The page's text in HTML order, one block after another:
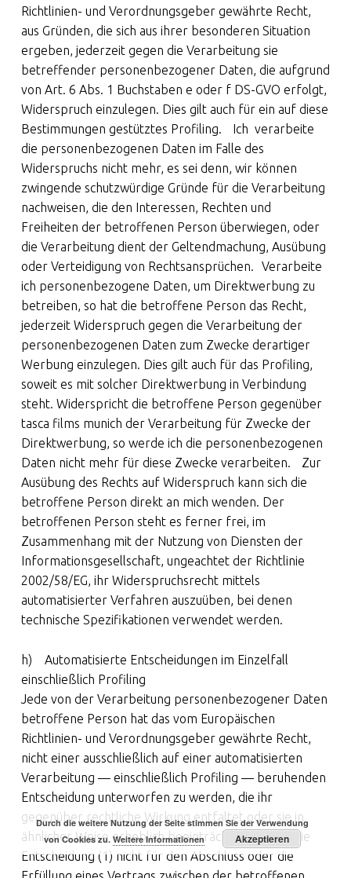
Richtlinien- und Verordnungsgeber gewährte Recht,
aus Gründen, die sich aus ihrer besonderen Situation
ergeben, jederzeit gegen die Verarbeitung sie
betreffender personenbezogener Daten, die aufgrund
von Art. 6 Abs. 1 Buchstaben e oder f DS-GVO erfolgt,
Widerspruch einzulegen. Dies gilt auch für ein auf diese
Bestimmungen gestütztes Profiling. Ich verarbeite
die personenbezogenen Daten im Falle des
Widerspruchs nicht mehr, es sei denn, wir können
zwingende schutzwürdige Gründe für die Verarbeitung
nachweisen, die den Interessen, Rechten und
Freiheiten der betroffenen Person überwiegen, oder
die Verarbeitung dient der Geltendmachung, Ausübung
oder Verteidigung von Rechtsansprüchen. Verarbeite
ich personenbezogene Daten, um Direktwerbung zu
betreiben, so hat die betroffene Person das Recht,
jederzeit Widerspruch gegen die Verarbeitung der
personenbezogenen Daten zum Zwecke derartiger
Werbung einzulegen. Dies gilt auch für das Profiling,
soweit es mit solcher Direktwerbung in Verbindung
steht. Widerspricht die betroffene Person gegenüber
tasca films munich der Verarbeitung für Zwecke der
Direktwerbung, so werde ich die personenbezogenen
Daten nicht mehr für diese Zwecke verarbeiten. Zur
Ausübung des Rechts auf Widerspruch kann sich die
betroffene Person direkt an mich wenden. Der
betroffenen Person steht es ferner frei, im
Zusammenhang mit der Nutzung von Diensten der
Informationsgesellschaft, ungeachtet der Richtlinie
2002/58/EG, ihr Widerspruchsrecht mittels
automatisierter Verfahren auszuüben, bei denen
technische Spezifikationen verwendet werden.
h) Automatisierte Entscheidungen im Einzelfall
einschließlich Profiling
Jede von der Verarbeitung personenbezogener Daten
betroffene Person hat das vom Europäischen
Richtlinien- und Verordnungsgeber gewährte Recht,
nicht einer ausschließlich auf einer automatisierten
Verarbeitung — einschließlich Profiling — beruhenden
Entscheidung unterworfen zu werden, die ihr
gegenüber rechtliche Wirkung entfaltet oder sie in
ähnlicher Weise erheblich beeinträchtigt, sofern die
Entscheidung (1) nicht für den Abschluss oder die
Durch die weitere Nutzung der Seite stimmen Sie der Verwendung
von Cookies zu.Weitere Informationen Akzeptieren